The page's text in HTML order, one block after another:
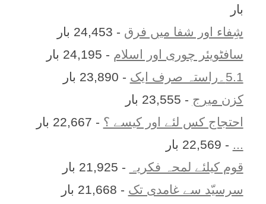
بار
شِفاء اور شفا میں فرق - 24,453 بار
سافٹویئر چوری اور اسلام - 24,195 بار
5.1۔راستہ صرف ایک
- 23,890 بار
کزن ميرج - 23,555 بار
احتجاج کس لئے اور کیسے ؟ - 22,667 بار
- 22,569 بار
قوم کیلئے لمحہ فکریہ
- 21,925 بار
سرسیّد سے غامدی تک - 21,668 بار